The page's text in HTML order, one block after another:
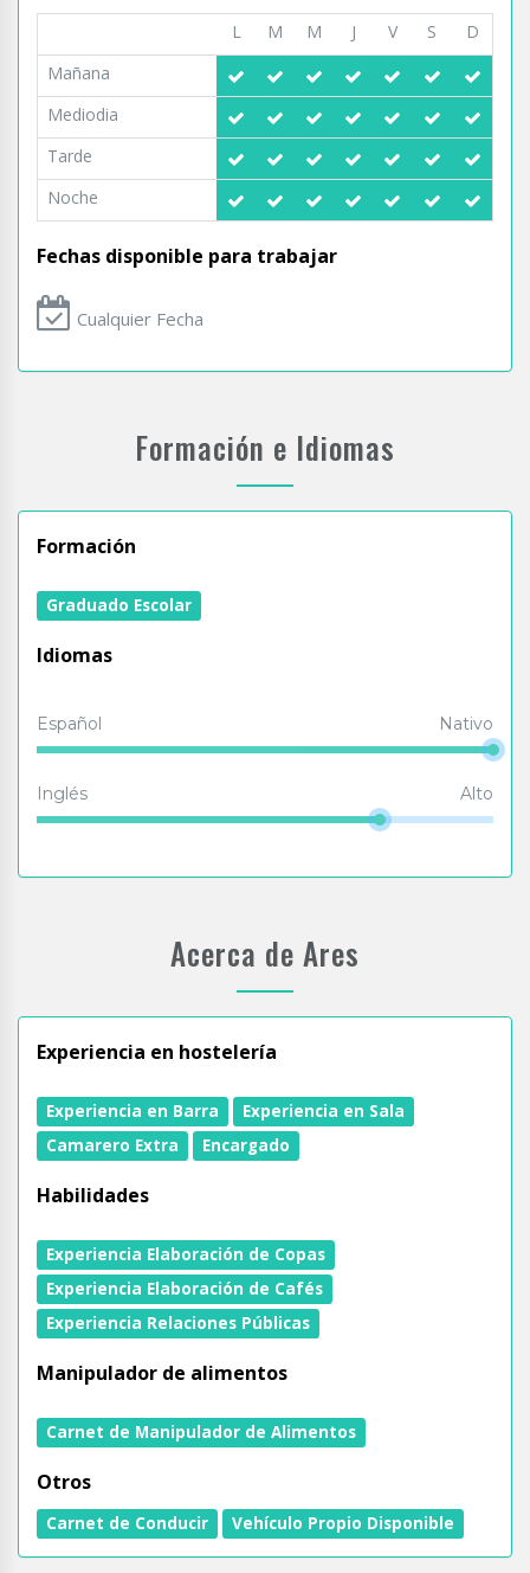
L M M J V S
D
Mañana
Mediodia
Tarde
Noche
Fechas disponible para trabajar
Cualquier Fecha
Formación e Idiomas
Formación
Graduado Escolar
Idiomas
Español Nativo
Inglés Alto
Acerca de Ares
Experiencia en hostelería
Experiencia en Barra
Experiencia en Sala
Camarero Extra
Encargado
Habilidades
Experiencia Elaboración de Copas
Experiencia Elaboración de Cafés
Experiencia Relaciones Públicas
Manipulador de alimentos
Carnet de Manipulador de Alimentos
Otros
Carnet de Conducir Vehículo Propio Disponible